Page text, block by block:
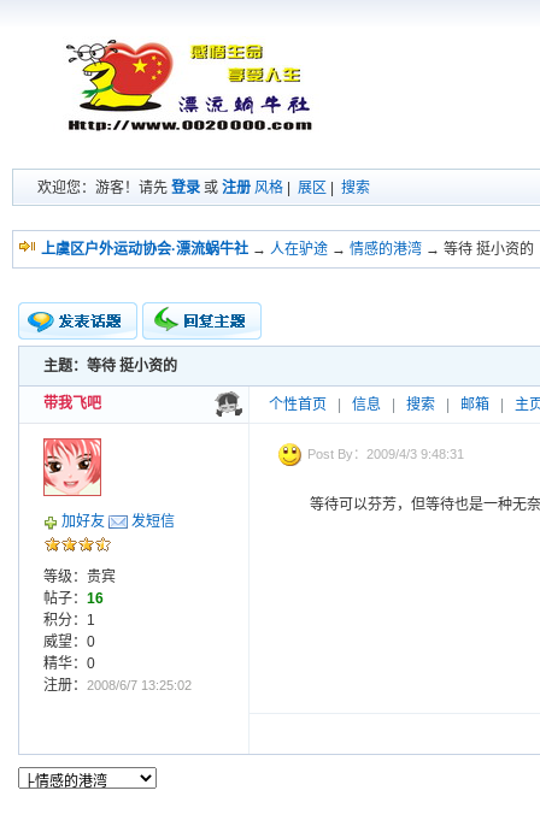
欢迎您：游客！请先 登录 或 注册 风格 展区 搜索
上虞区户外运动协会·漂流蜗牛社 → 人在驴途 → 情感的港湾 → 等待 挺小资的
新的主题
投票帖
小字报
主题：等待 挺小资的
带我飞吧 个性首页 信息 搜索 邮箱 主
加好友 发短信
等级：贵宾
帖子： 16
积分：1
威望：0
精华：0
注册： 2008/6/7 13:25:02
Post By：2009/4/3 9:48:31
等待可以芬芳，但等待也是一种无